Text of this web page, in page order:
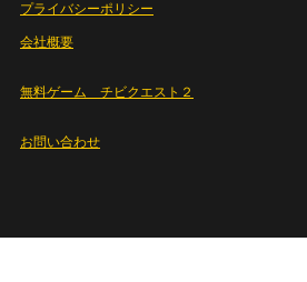
プライバシーポリシー
会社概要
無料ゲーム チビクエスト２
お問い合わせ